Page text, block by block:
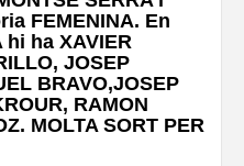
FEMENINA. En
ha XAVIER
JOSEP
BRAVO,JOSEP
RAMON
MOLTA SORT PER